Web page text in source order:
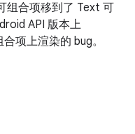
组合项移到了 Text 可
API 版本上
项上渲染的 bug。